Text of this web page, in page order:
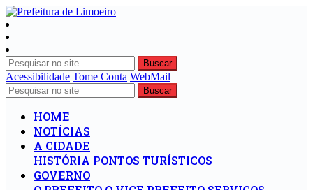
Buscar
Acessibilidade Tome Conta WebMail
Buscar
HOME
NOTÍCIAS
A CIDADE
HISTÓRIA PONTOS TURÍSTICOS
GOVERNO